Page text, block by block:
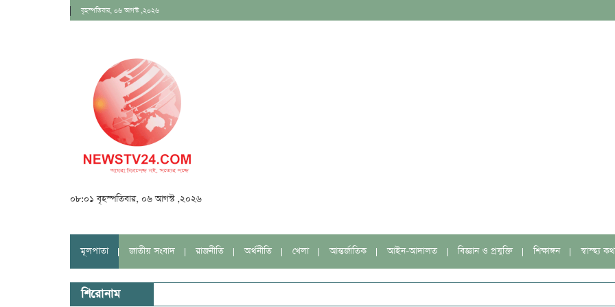
বৃহস্পতিবার, ০৬ আগস্ট ,২০২৬
০৮:০১ বৃহস্পতিবার, ০৬ আগস্ট ,২০২৬
মূলপাতা জাতীয় সংবাদ রাজনীতি অর্থনীতি খেলা আন্তর্জাতিক আইন-আদালত বিজ্ঞান ও প্রযুক্তি শিক্ষাঙ্গন স্বাস্হ্য
শিরোনাম